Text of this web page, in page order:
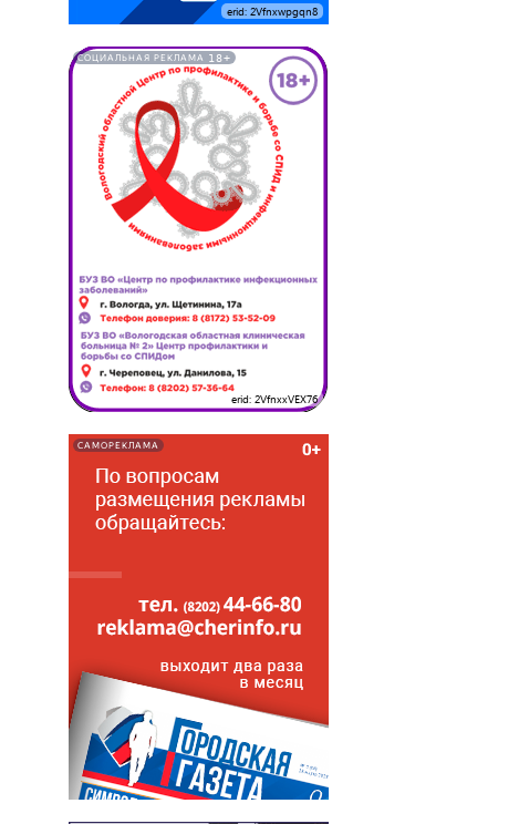
erid: 2Vfnxwpgqn8
СОЦИАЛЬНАЯ РЕКЛАМА 18+
erid: 2VfnxxVEX76
САМОРЕКЛАМА